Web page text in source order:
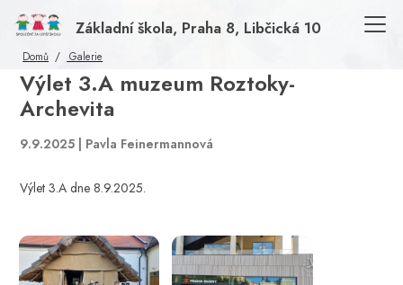
Základní škola, Praha 8, Libčická 10
Domů Galerie
Výlet 3.A muzeum Roztoky-
Archevita
9.9.2025 | Pavla Feinermannová
Výlet 3.A dne 8.9.2025.